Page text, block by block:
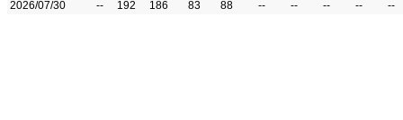
2026/07/30
-- 192 186 83 88 -- -- -- -- --